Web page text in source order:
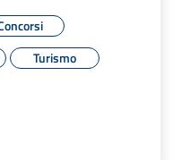
Turismo